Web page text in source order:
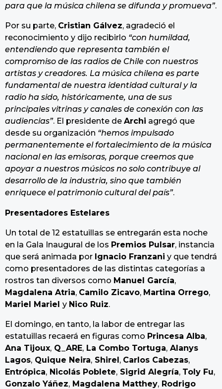
para que la música chilena se difunda y promueva”.
Por su parte, Cristian Gálvez, agradeció el
reconocimiento y dijo recibirlo “con humildad,
entendiendo que representa también el
compromiso de las radios de Chile con nuestros
artistas y creadores. La música chilena es parte
fundamental de nuestra identidad cultural y la
radio ha sido, históricamente, una de sus
principales vitrinas y canales de conexión con las
audiencias”. El presidente de Archi agregó que
desde su organización “hemos impulsado
permanentemente el fortalecimiento de la música
nacional en las emisoras, porque creemos que
apoyar a nuestros músicos no solo contribuye al
desarrollo de la industria, sino que también
enriquece el patrimonio cultural del país”.
Presentadores Estelares
Un total de 12 estatuillas se entregarán esta noche
en la Gala Inaugural de los Premios Pulsar, instancia
que será animada por Ignacio Franzani y que tendrá
como presentadores de las distintas categorías a
rostros tan diversos como Manuel García,
Magdalena Atria, Camilo Zicavo, Martina Orrego,
Mariel Mariel y Nico Ruiz.
El domingo, en tanto, la labor de entregar las
estatuillas recaerá en figuras como Princesa Alba,
Ana Tijoux, Q_ARE, La Combo Tortuga, Alanys
Lagos, Quique Neira, Shirel, Carlos Cabezas,
Entrópica, Nicolás Poblete, Sigrid Alegría, Toly Fu,
Gonzalo Yáñez, Magdalena Matthey, Rodrigo